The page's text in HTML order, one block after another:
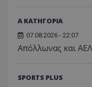
Α ΚΑΤΗΓΟΡΙΑ
07.08.2026 - 22:07
Απόλλωνας και
SPORTS PLUS